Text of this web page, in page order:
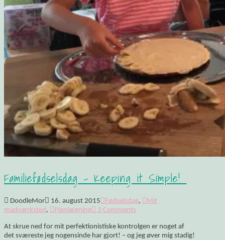
Familiefødselsdag – Keeping it Simple!
DoodleMor 16. august 2015 Fødselsdag,
Mit
madværksted , Planlægning 3 Comments
At skrue ned for mit perfektionistiske kontrolgen er noget af
det sværeste jeg nogensinde har gjort! – og jeg øver mig stadig!